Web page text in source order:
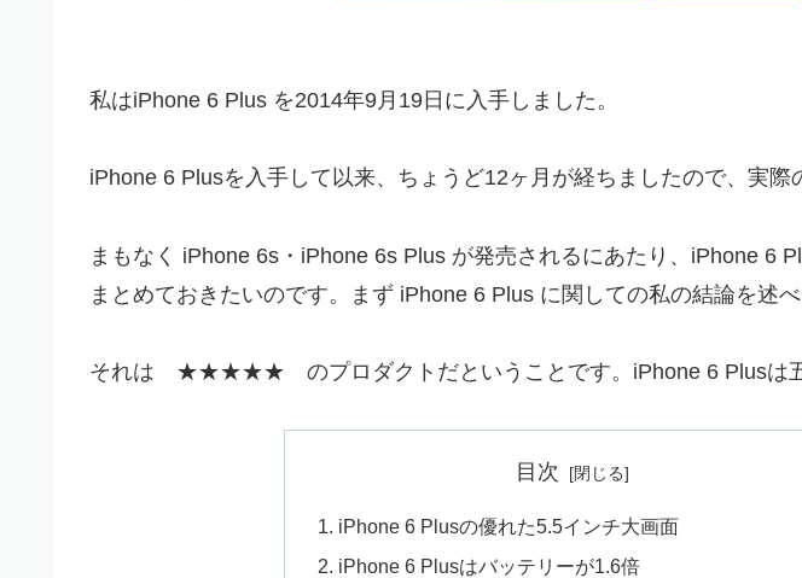
私はiPhone 6 Plus を2014年9月19日に入手しました。
iPhone 6 Plusを入手して以来、ちょうど12ヶ月が経ちましたので、実際
まもなく iPhone 6s・iPhone 6s Plus が発売されるにあたり、iPhone 6
まとめておきたいのです。まず iPhone 6 Plus に関しての私の結論を述べ
それは ★★★★★ のプロダクトだということです。iPhone 6 Plusは五
目次
iPhone 6 Plusの優れた5.5インチ大画面
iPhone 6 Plusはバッテリーが1.6倍